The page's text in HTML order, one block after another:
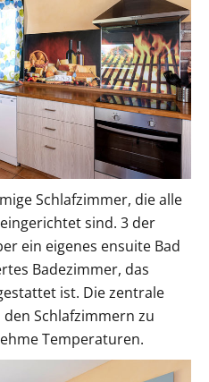
Schlafzimmer, die alle
sind. 3 der
ein eigenes ensuite Bad
Badezimmer, das
ist. Die zentrale
Schlafzimmern zu
Temperaturen.